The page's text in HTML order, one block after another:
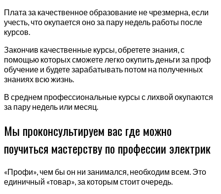
Плата за качественное образование не чрезмерна, если
учесть, что окупается оно за пару недель работы после
курсов.
Закончив качественные курсы, обретете знания, с
помощью которых сможете легко окупить деньги за проф
обучение и будете зарабатывать потом на полученных
знаниях всю жизнь.
В среднем профессиональные курсы с лихвой окупаются
за пару недель или месяц.
Мы проконсультируем вас где можно
поучиться мастерству по профессии электрик
«Профи», чем бы он ни занимался, необходим всем. Это
единичный «товар», за которым стоит очередь.